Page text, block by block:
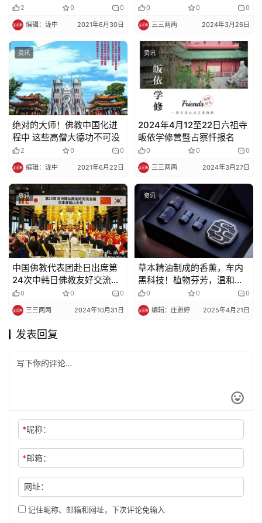
策
法
规
责
声
明
2 0 0
编辑：泷中 2021年6月30日
0 0 0
三三两两 2024年3月26日
资讯
绝对的大师！佛教中国化进
程中 这些高僧大德功不可没
2 0 0
编辑：泷中 2021年6月22日
资讯
2024年4月12至22日六祖寺
皈依学修营暨占察忏报名
0 0 0
三三两两 2024年3月27日
资讯
中国佛教代表团赴日出席第
24次中韩日佛教友好交流会
议0 0 0
三三两两 2024年10月31日
资讯
草本精油制成的香薰，车内
黑科技！植物芬芳，温和不
刺激，爱车内必备！
0 0 0
编辑：庄雅婷 2025年4月21日
发表回复
*昵称：
*邮箱：
网址：
记住昵称、邮箱和网址，下次评论免输入